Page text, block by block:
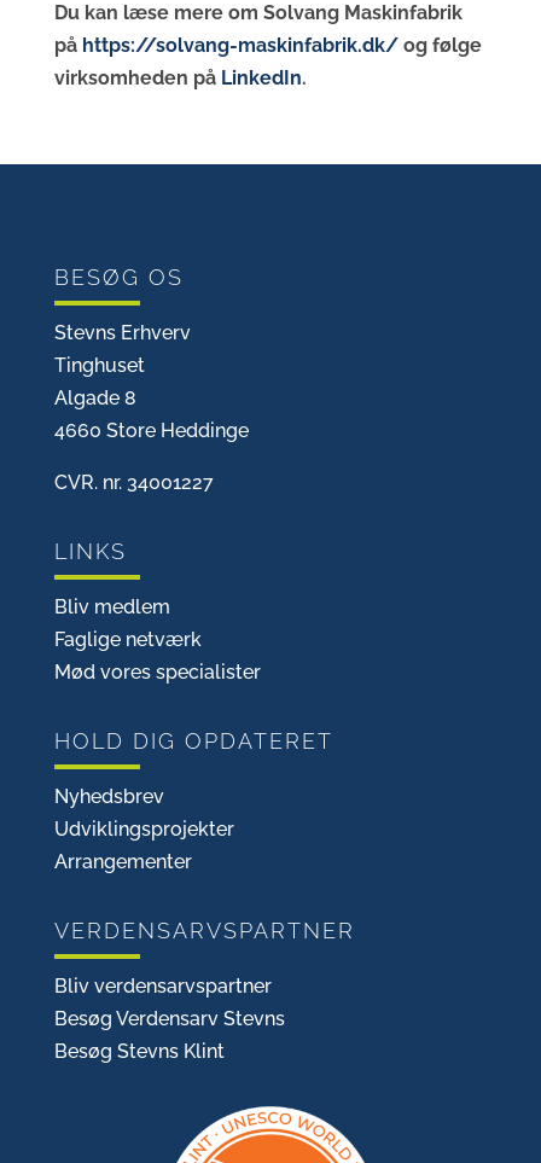
Du kan læse mere om Solvang Maskinfabrik
på https://solvang-maskinfabrik.dk/og følge
virksomheden på LinkedIn.
BESØG OS
Stevns Erhverv
Tinghuset
Algade 8
4660 Store Heddinge
CVR. nr. 34001227
LINKS
Bliv medlem
Faglige netværk
Mød vores specialister
HOLD DIG OPDATERET
Nyhedsbrev
Udviklingsprojekter
Arrangementer
VERDENSARVSPARTNER
Bliv verdensarvspartner
Besøg Verdensarv Stevns
Besøg Stevns Klint